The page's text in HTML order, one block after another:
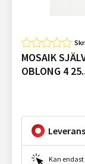
MOSAIK
OBLONG 4
Kan